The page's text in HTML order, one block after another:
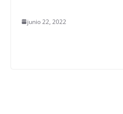
junio 22, 2022